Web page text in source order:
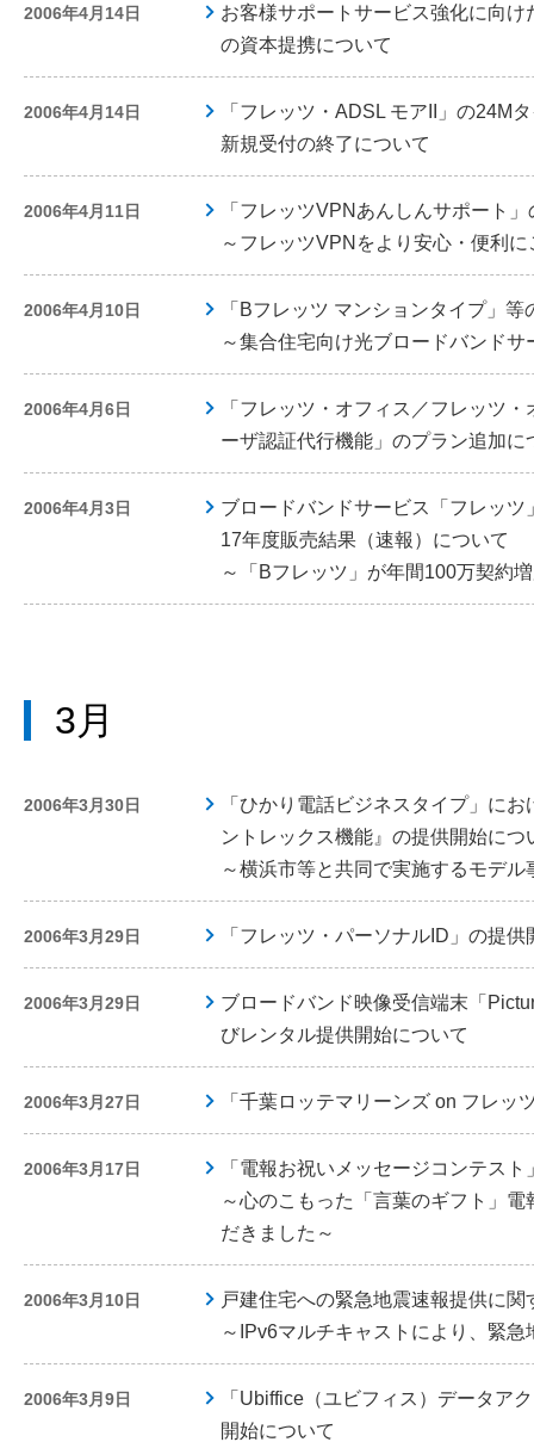
2006年4月14日
お客様サポートサービス強化に向
の資本提携について
2006年4月14日
「フレッツ・ADSL モアII」の24M
新規受付の終了について
2006年4月11日
「フレッツVPNあんしんサポート
～フレッツVPNをより安心・便利
2006年4月10日
「Bフレッツ マンションタイプ」
～集合住宅向け光ブロードバンド
2006年4月6日
「フレッツ・オフィス／フレッツ
ーザ認証代行機能」のプラン追加に
2006年4月3日
ブロードバンドサービス「フレッ
17年度販売結果（速報）について
～「Bフレッツ」が年間100万契約
3月
2006年3月30日
「ひかり電話ビジネスタイプ」に
ントレックス機能』の提供開始につ
～横浜市等と共同で実施するモデル
2006年3月29日 「フレッツ・パーソナルID」の提
2006年3月29日
ブロードバンド映像受信端末「
びレンタル提供開始について
2006年3月27日 「千葉ロッテマリーンズ on フレッ
2006年3月17日
「電報お祝いメッセージコンテス
～心のこもった「言葉のギフト」
だきました～
2006年3月10日
戸建住宅への緊急地震速報提供に
～IPv6マルチキャストにより、緊
2006年3月9日
「Ubiffice（ユビフィス）データア
開始について